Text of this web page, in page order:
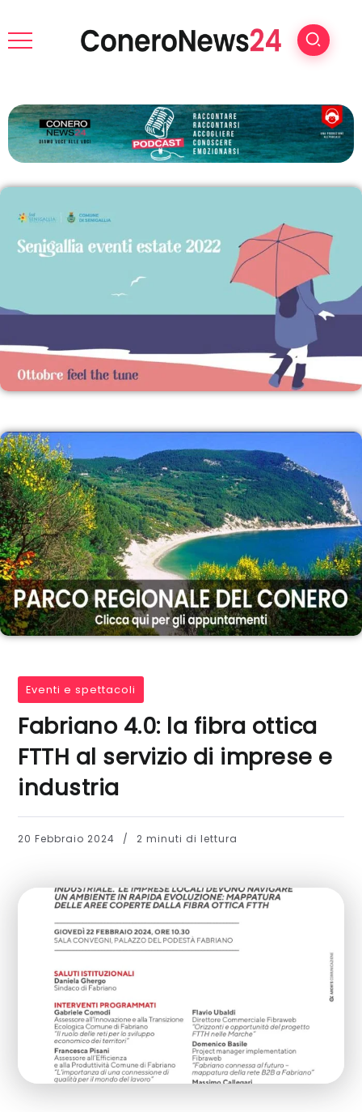
Eventi e spettacoli
Fabriano 4.0: la fibra ottica
FTTH al servizio di imprese e
industria
20 Febbraio 2024 2 minuti di lettura